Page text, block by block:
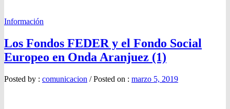
Información
Los Fondos FEDER y el Fondo Social
Europeo en Onda Aranjuez (1)
Posted by : comunicacion / Posted on : marzo 5, 2019